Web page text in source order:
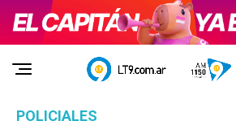
POLICIALES